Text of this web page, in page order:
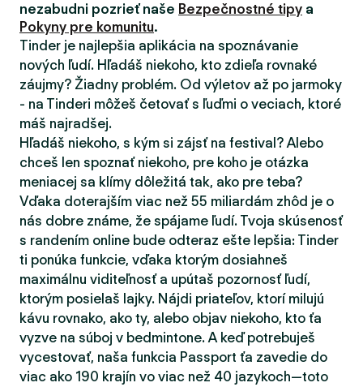
nezabudni pozrieť naše Bezpečnostné tipy a
Pokyny pre komunitu.
Tinder je najlepšia aplikácia na spoznávanie
nových ľudí. Hľadáš niekoho, kto zdieľa rovnaké
záujmy? Žiadny problém. Od výletov až po jarmoky
- na Tinderi môžeš četovať s ľuďmi o veciach, ktoré
máš najradšej.
Hľadáš niekoho, s kým si zájsť na festival? Alebo
chceš len spoznať niekoho, pre koho je otázka
meniacej sa klímy dôležitá tak, ako pre teba?
Vďaka doterajším viac než 55 miliardám zhôd je o
nás dobre známe, že spájame ľudí. Tvoja skúsenosť
s randením online bude odteraz ešte lepšia: Tinder
ti ponúka funkcie, vďaka ktorým dosiahneš
maximálnu viditeľnosť a upútaš pozornosť ľudí,
ktorým posielaš lajky. Nájdi priateľov, ktorí milujú
kávu rovnako, ako ty, alebo objav niekoho, kto ťa
vyzve na súboj v bedmintone. A keď potrebuješ
vycestovať, naša funkcia Passport ťa zavedie do
viac ako 190 krajín vo viac než 40 jazykoch—toto